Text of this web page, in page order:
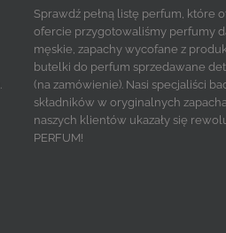
Sprawdź pełną listę perfum, które
ofercie przygotowaliśmy perfumy
męskie, zapachy wycofane z
butelki do perfum sprzedawane
(na zamówienie). Nasi specjaliści
składników w oryginalnych
naszych klientów ukazały się
PERFUM!